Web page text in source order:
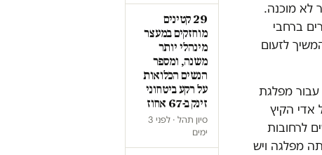
לא מוכנה.
ברחבי
לזעום
קיץ 2011, סחורה לוהטת עבור מפלגת
הוקמה ב-2012, נישאת על אדי הקיץ
לרחובות
מפלגה ויש
29 קטינים
מוחזקים במעצר
מינהלי יותר
משנה, ומספר
הנשים הכלואות
על רקע ביטחוני
זינק ב-67 אחוז
סיון תהל · לפני 3
ימים